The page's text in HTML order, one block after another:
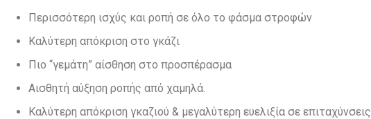
Περισσότερη ισχύς και ροπή σε όλο το φάσμα στροφών
Καλύτερη απόκριση στο γκάζι
Πιο “γεμάτη” αίσθηση στο προσπέρασμα
Αισθητή αύξηση ροπής από χαμηλά.
Καλύτερη απόκριση γκαζιού & μεγαλύτερη ευελιξία σε επιταχύνσεις.